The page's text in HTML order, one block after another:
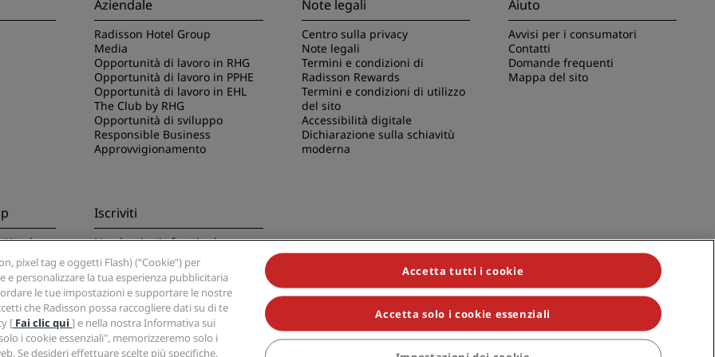
Aziendale
Radisson Hotel Group
Media
Opportunità di lavoro in RHG
Opportunità di lavoro in PPHE
Opportunità di lavoro in EHL
The Club by RHG
Opportunità di sviluppo
Responsible Business
Approvvigionamento
Note legali
Centro sulla privacy
Note legali
Termini e condizioni di
Radisson Rewards
Termini e condizioni di utilizzo
del sito
Accessibilità digitale
Dichiarazione sulla schiavitù
moderna
Aiuto
Avvisi per i consumatori
Contatti
Domande frequenti
Mappa del sito
Hotels
Iscriviti
Non lasciarti sfuggire le nostre
offerte migliori
Group, Radisson, Radisson RED, Radisson Blu, Radisson Collection, Radisson Individuals, Park Plaza, Park Inn, Country Inn & Suites, Prize by Radisson,
pixel tag e oggetti Flash) (“Cookie”) per
personalizzare la tua esperienza pubblicitaria
le tue impostazioni e supportare le nostre
che Radisson possa raccogliere dati su di te
[ Fai clic qui ] e nella nostra Informativa sui
i cookie essenziali", memorizzeremo solo i
Se desideri effettuare scelte più specifiche,
Accetta tutti i cookie
Accetta solo i cookie essenziali